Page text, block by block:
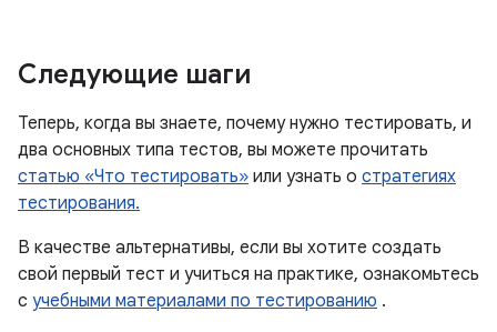
Следующие шаги
Теперь, когда вы знаете, почему нужно тестировать, и
два основных типа тестов, вы можете прочитать
статью «Что тестировать» или узнать о стратегиях
тестирования.
В качестве альтернативы, если вы хотите создать
свой первый тест и учиться на практике, ознакомьтесь
с учебными материалами по тестированию .